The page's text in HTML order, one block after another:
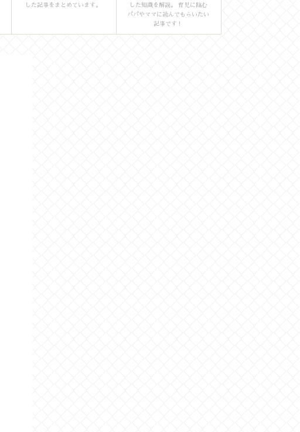
した記事をまとめています。
した知識を解説。 育児に臨む
パパやママに読んでもらいたい
記事です！